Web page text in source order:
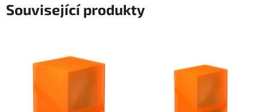
Související produkty